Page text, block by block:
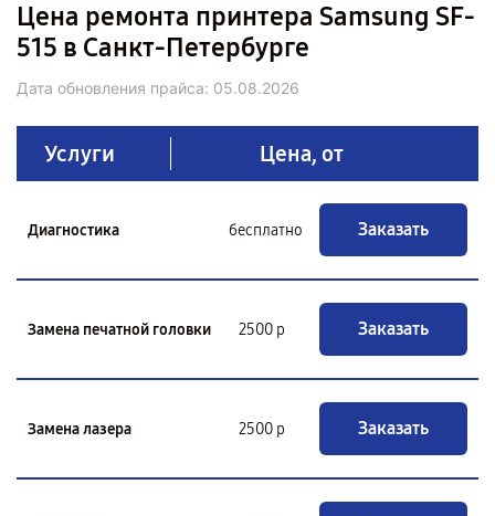
Цена ремонта принтера Samsung SF-
515 в Санкт-Петербурге
Дата обновления прайса: 05.08.2026
Услуги Цена, от
Диагностика бесплатно Заказать
Замена печатной головки 2500 р Заказать
Замена лазера 2500 р Заказать